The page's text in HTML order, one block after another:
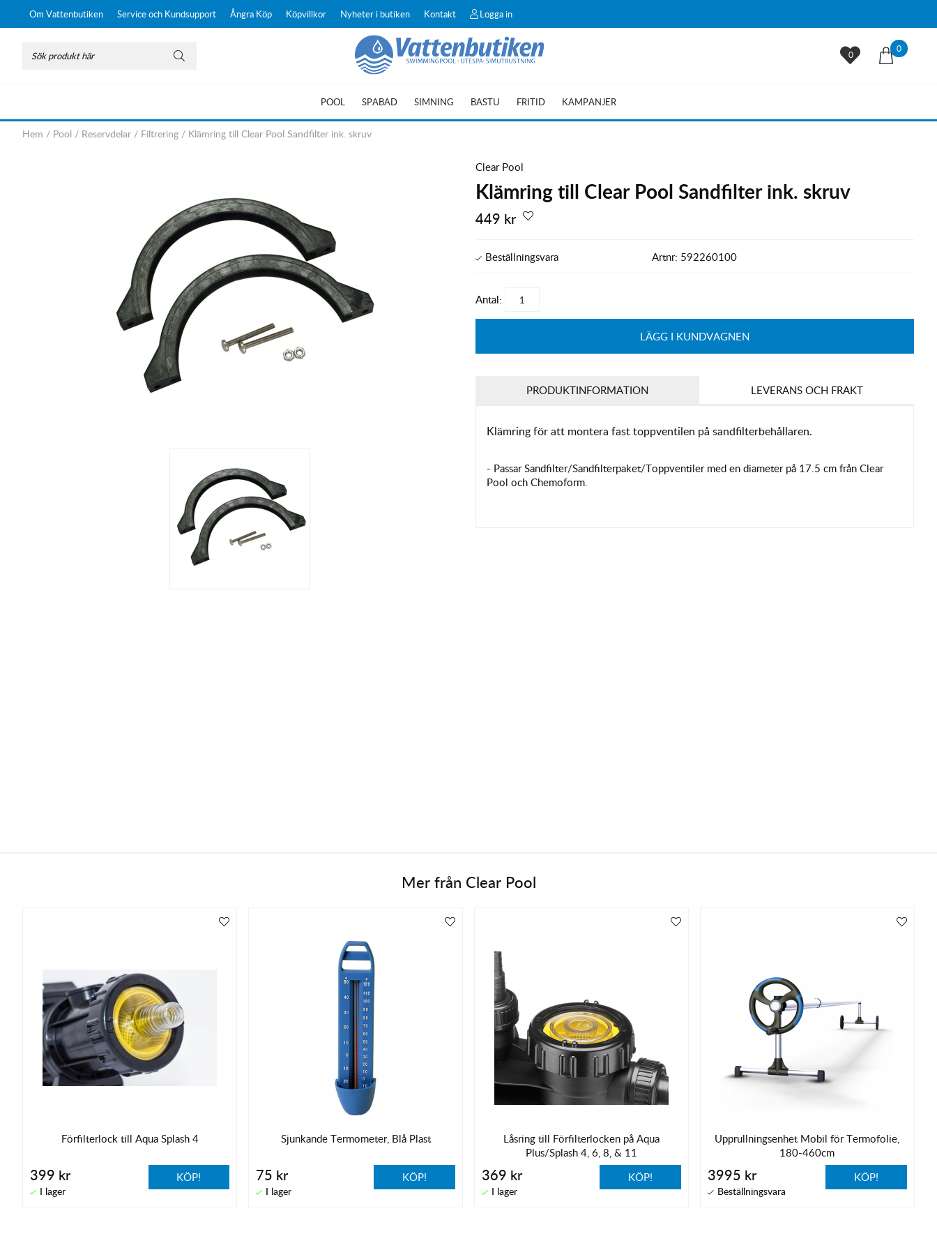
Om Vattenbutiken Service och Kundsupport Ångra Köp Köpvillkor Nyheter i butiken Kontakt Logga in
0
0
POOL SPABAD SIMNING BASTU FRITID KAMPANJER
Hem / Pool / Reservdelar / Filtrering / Klämring till Clear Pool Sandfilter ink. skruv
Clear Pool
Klämring till Clear Pool Sandfilter ink. skruv
449 kr
Artnr: 592260100
Antal:
LÄGG I KUNDVAGNEN
PRODUKTINFORMATION
Klämring för att montera fast toppventilen på sandfilterbehållaren.
- Passar Sandfilter/Sandfilterpaket/Toppventiler med en diameter på 17.5 cmfrån Clear
Pool och Chemoform.
LEVERANS OCH FRAKT
Mer från Clear Pool
Förfilterlock till Aqua Splash 4
399 kr KÖP!
Sjunkande Termometer, Blå Plast
75 kr KÖP!
Låsring till Förfilterlocken på Aqua
Plus/Splash 4, 6, 8, & 11
369 kr KÖP!
Upprullningsenhet Mobil för Termofolie,
180-460cm
3995 kr KÖP!